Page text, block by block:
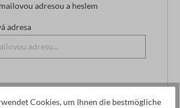
adresou a heslem
adresa
Cookies, um Ihnen die bestmögliche